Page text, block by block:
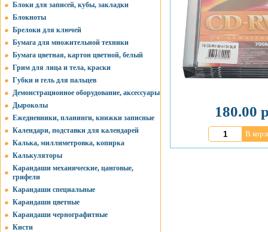
Блоки для записей, кубы, закладки
Блокноты
Брелоки для ключей
Бумага для множительной техники
Бумага цветная, картон цветной, белый
Грим для лица и тела, краски
Губки и гель для пальцев
Демонстрационное оборудование, аксессуары
Дыроколы
Ежедневники, планинги, книжки записные
Календари, подставки для календарей
Калька, миллиметровка, копирка
Калькуляторы
Карандаши механические, цанговые,
грифели
Карандаши специальные
Карандаши цветные
Карандаши чернографитные
Кисти
180.00
В